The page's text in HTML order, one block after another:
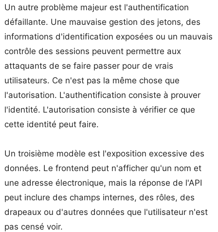
Un autre problème majeur est l'authentification
défaillante. Une mauvaise gestion des jetons, des
informations d'identification exposées ou un mauvais
contrôle des sessions peuvent permettre aux
attaquants de se faire passer pour de vrais
utilisateurs. Ce n'est pas la même chose que
l'autorisation. L'authentification consiste à prouver
l'identité. L'autorisation consiste à vérifier ce que
cette identité peut faire.
Un troisième modèle est l'exposition excessive des
données. Le frontend peut n'afficher qu'un nom et
une adresse électronique, mais la réponse de l'API
peut inclure des champs internes, des rôles, des
drapeaux ou d'autres données que l'utilisateur n'est
pas censé voir.